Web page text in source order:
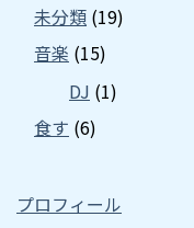
未分類 (19)
音楽 (15)
DJ (1)
食す (6)
プロフィール